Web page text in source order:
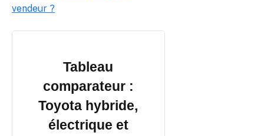
vendeur ?
Tableau
comparateur :
Toyota hybride,
électrique et